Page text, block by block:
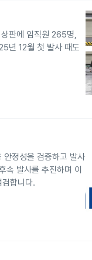
판에 임직원 265명,
년 12월 첫 발사 때도
정성을 검증하고 발사
속 발사를 추진하며 이
합니다.